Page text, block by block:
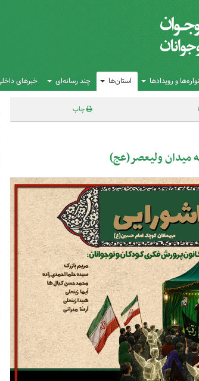
و رویدادها استان‌ها چند رسانه‌ای خبرهای
چاپ
میدان ولیعصر(عج)